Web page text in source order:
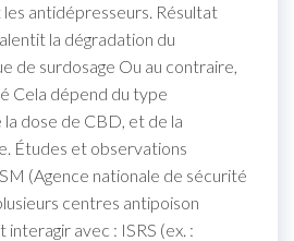
antidépresseurs. Résultat
la dégradation du
de surdosage Ou au contraire,
Cela dépend du type
dose de CBD, et de la
Études et observations
(Agence nationale de sécurité
centres antipoison
avec : ISRS (ex. :